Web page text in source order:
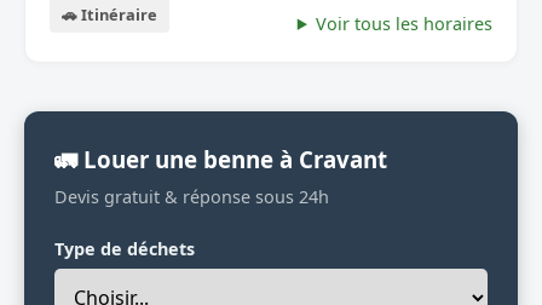
🚗 Itinéraire Voir tous les horaires
🚛 Louer une benne à Cravant
Devis gratuit & réponse sous 24h
Type de déchets